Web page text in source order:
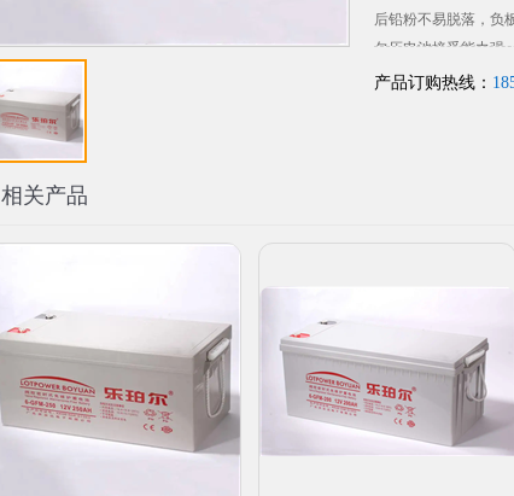
后铅粉不易脱落，负
欠压电池接受能力强
3.低温性能佳：在低
产品订购热线：
相关产品